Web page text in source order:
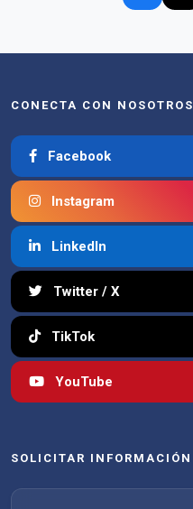
CONECTA CON NOSOTROS
Facebook
Instagram
LinkedIn
Twitter / X
TikTok
YouTube
SOLICITAR INFORMACIÓN